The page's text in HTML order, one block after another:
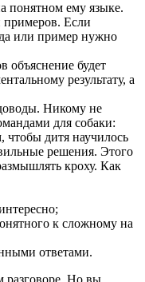
понятном ему языке.
примеров. Если
или пример нужно
будет
результату, а
Никому не
для собаки:
чтобы дитя научилось
решения. Этого
кроху. Как
к сложному на
ответами.